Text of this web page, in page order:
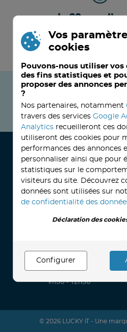
+ de 20 ans
A votre service depuis
Service client
05 57 42 23 51
Contactez-nous par
32, avenue Haussmann
Lundi
8h30-12h00 - 14h-18h
Le Samedi
9h30 - 12h30
© 2026 LUCKY iT - Une
Vos
cookies
Pouvons-nous utiliser vos
des fins statistiques et
proposer des annonces
?
Nos partenaires, notamment
travers des services Google
Analytics recueilleront ces
utiliseront des cookies pour
performances des annonces
personnaliser ainsi que pour
statistiques sur le
visiteurs du site. Découvrez
données sont utilisées sur
de confidentialité des
Déclaration des
Configurer